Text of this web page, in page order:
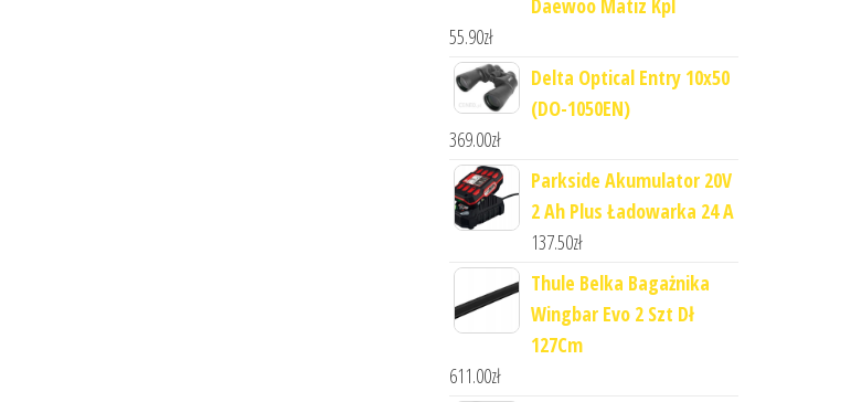
Daewoo Matiz Kpl
55.90zł
Delta Optical Entry 10x50
(DO-1050EN)
369.00zł
Parkside Akumulator 20V
2 Ah Plus Ładowarka 24 A
137.50zł
Thule Belka Bagażnika
Wingbar Evo 2 Szt Dł
127Cm
611.00zł